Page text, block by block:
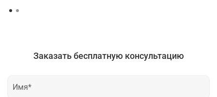
Заказать бесплатную консультацию